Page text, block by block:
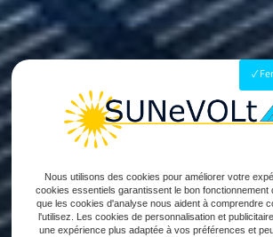
Nous utilisons des cookies pour améliorer votre
cookies essentiels garantissent le bon fonctionnement
que les cookies d'analyse nous aident à comprendre
l'utilisez. Les cookies de personnalisation et
une expérience plus adaptée à vos préférences et